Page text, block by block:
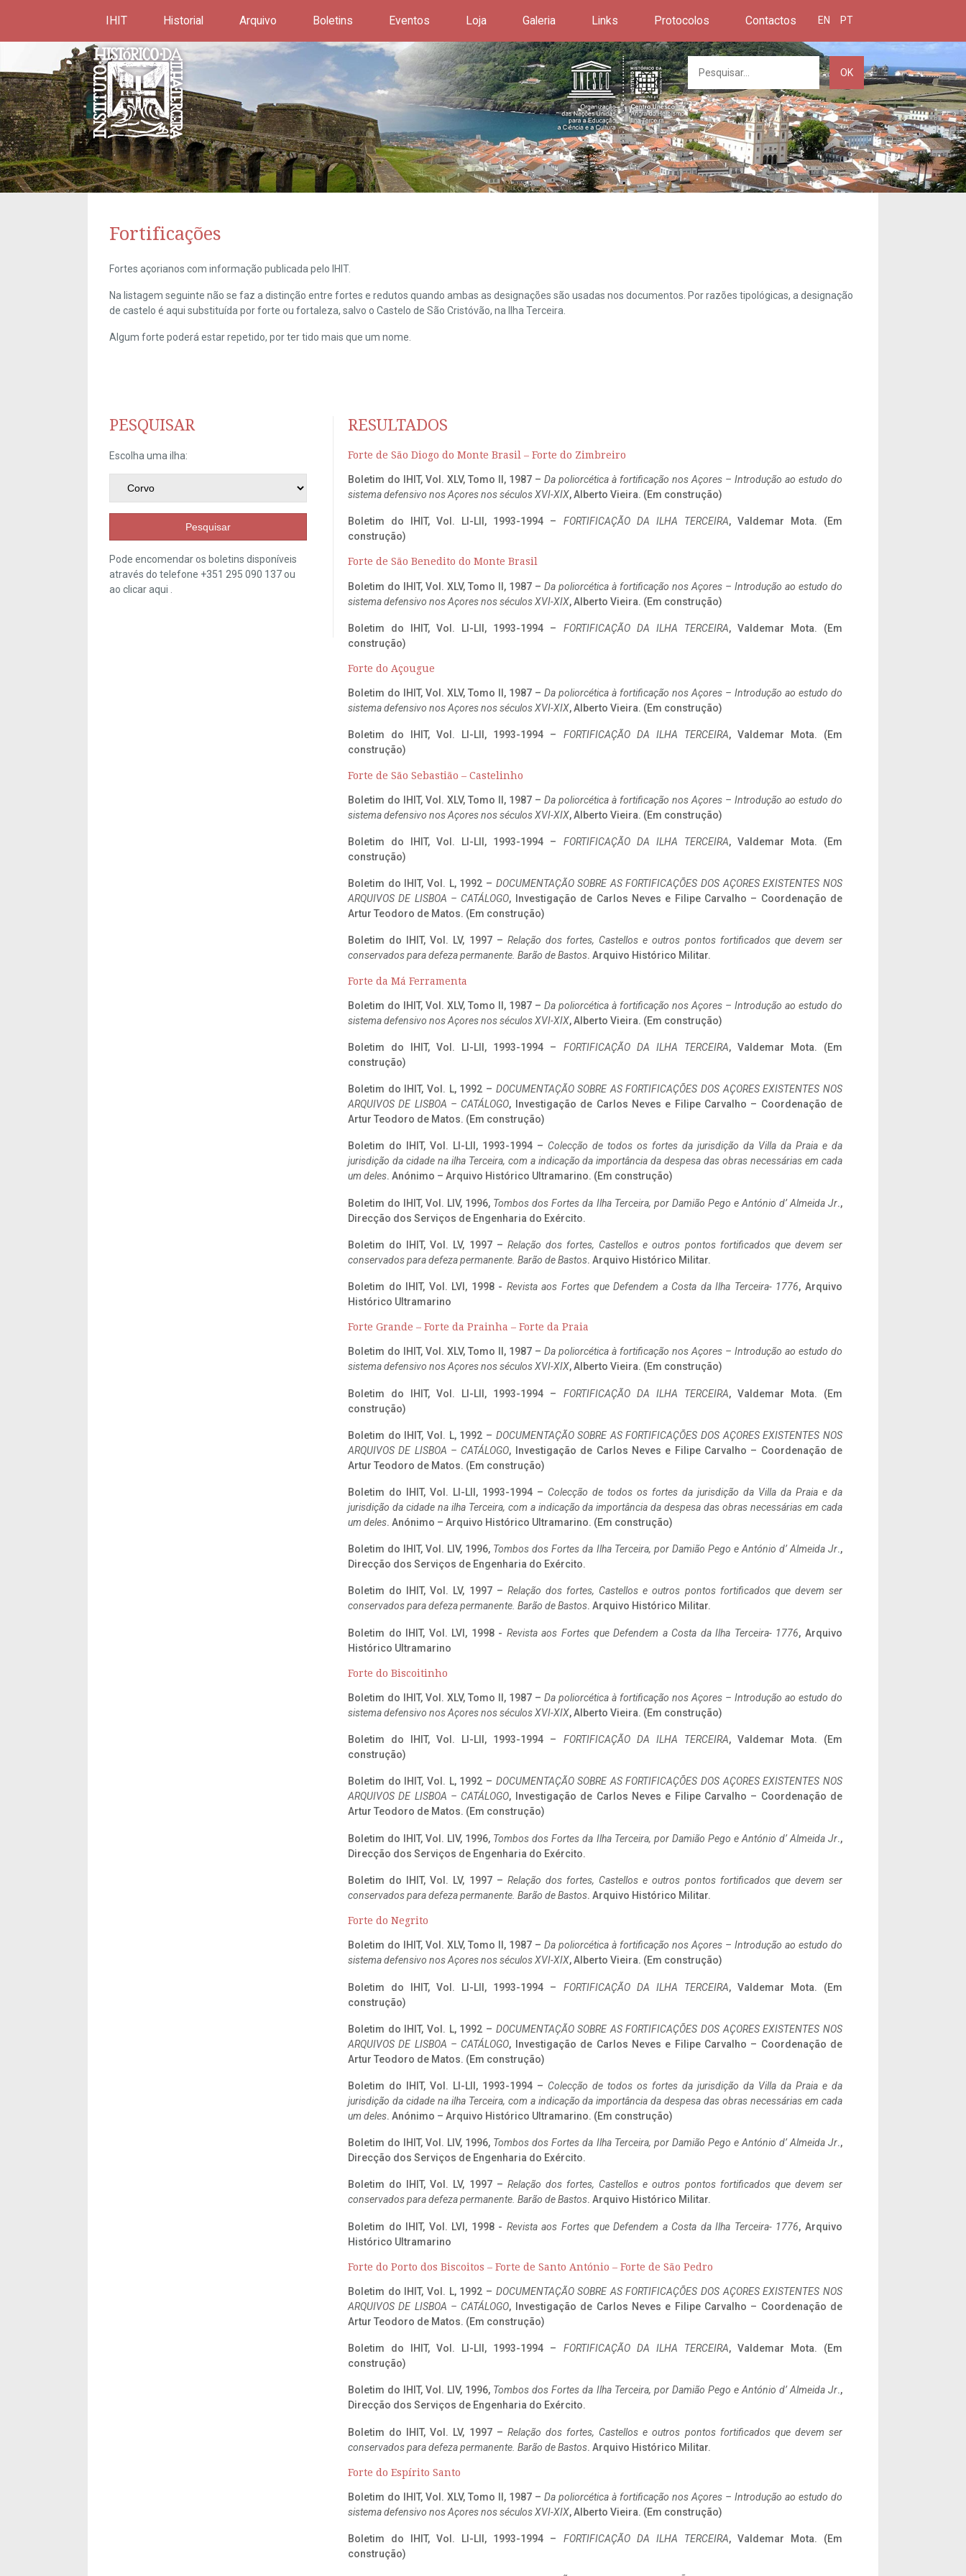
IHIT Historial Arquivo Boletins Eventos Loja Galeria Links Protocolos Contactos EN PT
OK
Fortificações
Fortes açorianos com informação publicada pelo IHIT.
Na listagem seguinte não se faz a distinção entre fortes e redutos quando ambas as designações são usadas nos documentos. Por razões tipológicas, a designação
de castelo é aqui substituída por forte ou fortaleza, salvo o Castelo de São Cristóvão, na Ilha Terceira.
Algum forte poderá estar repetido, por ter tido mais que um nome.
PESQUISAR
Escolha uma ilha:
Pesquisar
Pode encomendar os boletins disponíveis
através do telefone +351 295 090 137 ou
ao clicaraqui
RESULTADOS
Forte de São Diogo do Monte Brasil – Forte do Zimbreiro
Boletim do IHIT, Vol. XLV, Tomo II, 1987 – Da poliorcética à fortificação nos Açores – Introdução ao estudo do
sistema defensivo nos Açores nos séculos XVI-XIX, Alberto Vieira. (Em construção)
Boletim do IHIT, Vol. LI-LII, 1993-1994 – FORTIFICAÇÃO DA ILHA TERCEIRA, Valdemar Mota. (Em
construção)
Forte de São Benedito do Monte Brasil
Boletim do IHIT, Vol. XLV, Tomo II, 1987 – Da poliorcética à fortificação nos Açores – Introdução ao estudo do
sistema defensivo nos Açores nos séculos XVI-XIX, Alberto Vieira. (Em construção)
Boletim do IHIT, Vol. LI-LII, 1993-1994 – FORTIFICAÇÃO DA ILHA TERCEIRA, Valdemar Mota. (Em
construção)
Forte do Açougue
Boletim do IHIT, Vol. XLV, Tomo II, 1987 – Da poliorcética à fortificação nos Açores – Introdução ao estudo do
sistema defensivo nos Açores nos séculos XVI-XIX, Alberto Vieira. (Em construção)
Boletim do IHIT, Vol. LI-LII, 1993-1994 – FORTIFICAÇÃO DA ILHA TERCEIRA, Valdemar Mota. (Em
construção)
Forte de São Sebastião – Castelinho
Boletim do IHIT, Vol. XLV, Tomo II, 1987 – Da poliorcética à fortificação nos Açores – Introdução ao estudo do
sistema defensivo nos Açores nos séculos XVI-XIX, Alberto Vieira. (Em construção)
Boletim do IHIT, Vol. LI-LII, 1993-1994 – FORTIFICAÇÃO DA ILHA TERCEIRA, Valdemar Mota. (Em
construção)
Boletim do IHIT, Vol. L, 1992 – DOCUMENTAÇÃO SOBRE AS FORTIFICAÇÕES DOS AÇORES EXISTENTES NOS
ARQUIVOS DE LISBOA – CATÁLOGO, Investigação de Carlos Neves e Filipe Carvalho – Coordenação de
Artur Teodoro de Matos. (Em construção)
Boletim do IHIT, Vol. LV, 1997 – Relação dos fortes, Castellos e outros pontos fortificados que devem ser
conservados para defeza permanente. Barão de Bastos. Arquivo Histórico Militar.
Forte da Má Ferramenta
Boletim do IHIT, Vol. XLV, Tomo II, 1987 – Da poliorcética à fortificação nos Açores – Introdução ao estudo do
sistema defensivo nos Açores nos séculos XVI-XIX, Alberto Vieira. (Em construção)
Boletim do IHIT, Vol. LI-LII, 1993-1994 – FORTIFICAÇÃO DA ILHA TERCEIRA, Valdemar Mota. (Em
construção)
Boletim do IHIT, Vol. L, 1992 – DOCUMENTAÇÃO SOBRE AS FORTIFICAÇÕES DOS AÇORES EXISTENTES NOS
ARQUIVOS DE LISBOA – CATÁLOGO, Investigação de Carlos Neves e Filipe Carvalho – Coordenação de
Artur Teodoro de Matos. (Em construção)
Boletim do IHIT, Vol. LI-LII, 1993-1994 – Colecção de todos os fortes da jurisdição da Villa da Praia e da
jurisdição da cidade na ilha Terceira, com a indicação da importância da despesa das obras necessárias em cada
um deles. Anónimo – Arquivo Histórico Ultramarino. (Em construção)
Boletim do IHIT, Vol. LIV, 1996, Tombos dos Fortes da Ilha Terceira, por Damião Pego e António d’ Almeida Jr.,
Direcção dos Serviços de Engenharia do Exército.
Boletim do IHIT, Vol. LV, 1997 – Relação dos fortes, Castellos e outros pontos fortificados que devem ser
conservados para defeza permanente. Barão de Bastos. Arquivo Histórico Militar.
Boletim do IHIT, Vol. LVI, 1998 - Revista aos Fortes que Defendem a Costa da Ilha Terceira- 1776, Arquivo
Histórico Ultramarino
Forte Grande – Forte da Prainha – Forte da Praia
Boletim do IHIT, Vol. XLV, Tomo II, 1987 – Da poliorcética à fortificação nos Açores – Introdução ao estudo do
sistema defensivo nos Açores nos séculos XVI-XIX, Alberto Vieira. (Em construção)
Boletim do IHIT, Vol. LI-LII, 1993-1994 – FORTIFICAÇÃO DA ILHA TERCEIRA, Valdemar Mota. (Em
construção)
Boletim do IHIT, Vol. L, 1992 – DOCUMENTAÇÃO SOBRE AS FORTIFICAÇÕES DOS AÇORES EXISTENTES NOS
ARQUIVOS DE LISBOA – CATÁLOGO, Investigação de Carlos Neves e Filipe Carvalho – Coordenação de
Artur Teodoro de Matos. (Em construção)
Boletim do IHIT, Vol. LI-LII, 1993-1994 – Colecção de todos os fortes da jurisdição da Villa da Praia e da
jurisdição da cidade na ilha Terceira, com a indicação da importância da despesa das obras necessárias em cada
um deles. Anónimo – Arquivo Histórico Ultramarino. (Em construção)
Boletim do IHIT, Vol. LIV, 1996, Tombos dos Fortes da Ilha Terceira, por Damião Pego e António d’ Almeida Jr.,
Direcção dos Serviços de Engenharia do Exército.
Boletim do IHIT, Vol. LV, 1997 – Relação dos fortes, Castellos e outros pontos fortificados que devem ser
conservados para defeza permanente. Barão de Bastos. Arquivo Histórico Militar.
Boletim do IHIT, Vol. LVI, 1998 - Revista aos Fortes que Defendem a Costa da Ilha Terceira- 1776, Arquivo
Histórico Ultramarino
Forte do Biscoitinho
Boletim do IHIT, Vol. XLV, Tomo II, 1987 – Da poliorcética à fortificação nos Açores – Introdução ao estudo do
sistema defensivo nos Açores nos séculos XVI-XIX, Alberto Vieira. (Em construção)
Boletim do IHIT, Vol. LI-LII, 1993-1994 – FORTIFICAÇÃO DA ILHA TERCEIRA, Valdemar Mota. (Em
construção)
Boletim do IHIT, Vol. L, 1992 – DOCUMENTAÇÃO SOBRE AS FORTIFICAÇÕES DOS AÇORES EXISTENTES NOS
ARQUIVOS DE LISBOA – CATÁLOGO, Investigação de Carlos Neves e Filipe Carvalho – Coordenação de
Artur Teodoro de Matos. (Em construção)
Boletim do IHIT, Vol. LIV, 1996, Tombos dos Fortes da Ilha Terceira, por Damião Pego e António d’ Almeida Jr.,
Direcção dos Serviços de Engenharia do Exército.
Boletim do IHIT, Vol. LV, 1997 – Relação dos fortes, Castellos e outros pontos fortificados que devem ser
conservados para defeza permanente. Barão de Bastos. Arquivo Histórico Militar.
Forte do Negrito
Boletim do IHIT, Vol. XLV, Tomo II, 1987 – Da poliorcética à fortificação nos Açores – Introdução ao estudo do
sistema defensivo nos Açores nos séculos XVI-XIX, Alberto Vieira. (Em construção)
Boletim do IHIT, Vol. LI-LII, 1993-1994 – FORTIFICAÇÃO DA ILHA TERCEIRA, Valdemar Mota. (Em
construção)
Boletim do IHIT, Vol. L, 1992 – DOCUMENTAÇÃO SOBRE AS FORTIFICAÇÕES DOS AÇORES EXISTENTES NOS
ARQUIVOS DE LISBOA – CATÁLOGO, Investigação de Carlos Neves e Filipe Carvalho – Coordenação de
Artur Teodoro de Matos. (Em construção)
Boletim do IHIT, Vol. LI-LII, 1993-1994 – Colecção de todos os fortes da jurisdição da Villa da Praia e da
jurisdição da cidade na ilha Terceira, com a indicação da importância da despesa das obras necessárias em cada
um deles. Anónimo – Arquivo Histórico Ultramarino. (Em construção)
Boletim do IHIT, Vol. LIV, 1996, Tombos dos Fortes da Ilha Terceira, por Damião Pego e António d’ Almeida Jr.,
Direcção dos Serviços de Engenharia do Exército.
Boletim do IHIT, Vol. LV, 1997 – Relação dos fortes, Castellos e outros pontos fortificados que devem ser
conservados para defeza permanente. Barão de Bastos. Arquivo Histórico Militar.
Boletim do IHIT, Vol. LVI, 1998 - Revista aos Fortes que Defendem a Costa da Ilha Terceira- 1776, Arquivo
Histórico Ultramarino
Forte do Porto dos Biscoitos – Forte de Santo António – Forte de São Pedro
Boletim do IHIT, Vol. L, 1992 – DOCUMENTAÇÃO SOBRE AS FORTIFICAÇÕES DOS AÇORES EXISTENTES NOS
ARQUIVOS DE LISBOA – CATÁLOGO, Investigação de Carlos Neves e Filipe Carvalho – Coordenação de
Artur Teodoro de Matos. (Em construção)
Boletim do IHIT, Vol. LI-LII, 1993-1994 – FORTIFICAÇÃO DA ILHA TERCEIRA, Valdemar Mota. (Em
construção)
Boletim do IHIT, Vol. LIV, 1996, Tombos dos Fortes da Ilha Terceira, por Damião Pego e António d’ Almeida Jr.,
Direcção dos Serviços de Engenharia do Exército.
Boletim do IHIT, Vol. LV, 1997 – Relação dos fortes, Castellos e outros pontos fortificados que devem ser
conservados para defeza permanente. Barão de Bastos. Arquivo Histórico Militar.
Forte do Espírito Santo
Boletim do IHIT, Vol. XLV, Tomo II, 1987 – Da poliorcética à fortificação nos Açores – Introdução ao estudo do
sistema defensivo nos Açores nos séculos XVI-XIX, Alberto Vieira. (Em construção)
Boletim do IHIT, Vol. LI-LII, 1993-1994 – FORTIFICAÇÃO DA ILHA TERCEIRA, Valdemar Mota. (Em
construção)